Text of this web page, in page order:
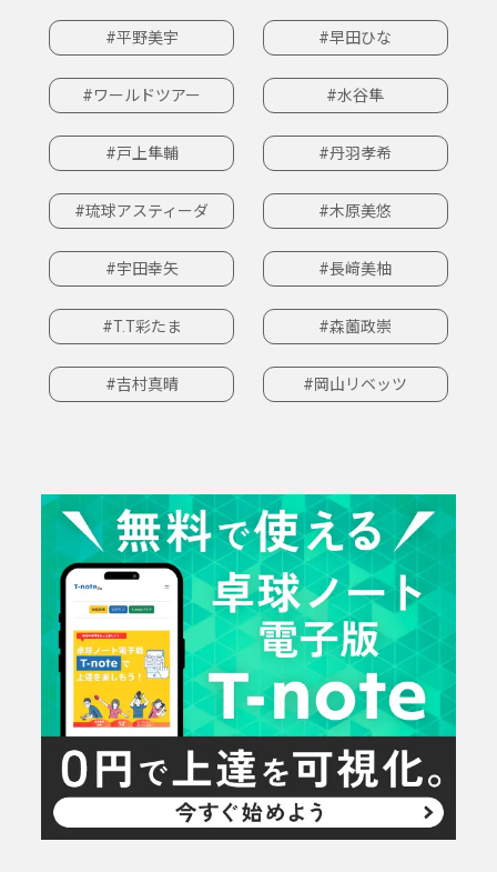
#平野美宇 #早田ひな
#ワールドツアー #水谷隼
#戸上隼輔 #丹羽孝希
#琉球アスティーダ #木原美悠
#宇田幸矢 #長﨑美柚
#T.T彩たま #森薗政崇
#吉村真晴 #岡山リベッツ